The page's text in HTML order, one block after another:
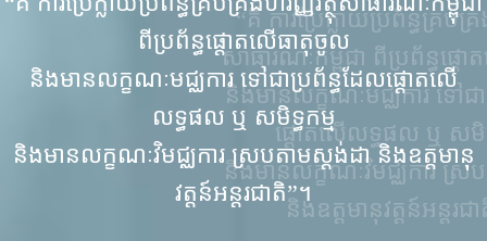
“គឺ ការប្រែក្លាយប្រព័ន្ធគ្រប់គ្រងហិរញ្ញវត្ថុ
សាធារណៈកម្ពុជា ពីប្រព័ន្ធផ្ដោតលើធាតុចូល
និងមានលក្ខណៈមជ្ឈការ ទៅជាប្រព័ន្ធដែល
ផ្ដោតលើលទ្ធផល ឬ សមិទ្ធកម្ម
និងមានលក្ខណៈវិមជ្ឈការ ស្របតាមស្ដង់ដា
និងឧត្តមានុវត្តន៍អន្តរជាតិ”។